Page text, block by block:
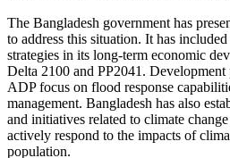
The Bangladesh government has
to address this situation. It has
strategies in its long-term economic
Delta 2100 and PP2041. Development
ADP focus on flood response
management. Bangladesh has also
and initiatives related to climate
actively respond to the impacts of
population.